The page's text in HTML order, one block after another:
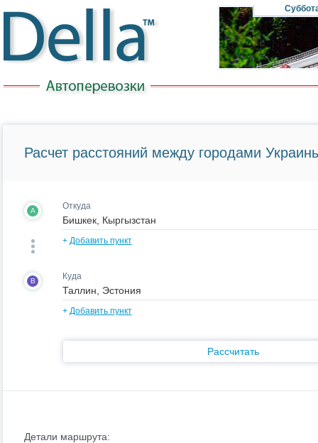
Расчет расстояний между городами
A Откуда
+ Добавить пункт
B Куда
+ Добавить пункт
Рассчитать
Детали маршрута: